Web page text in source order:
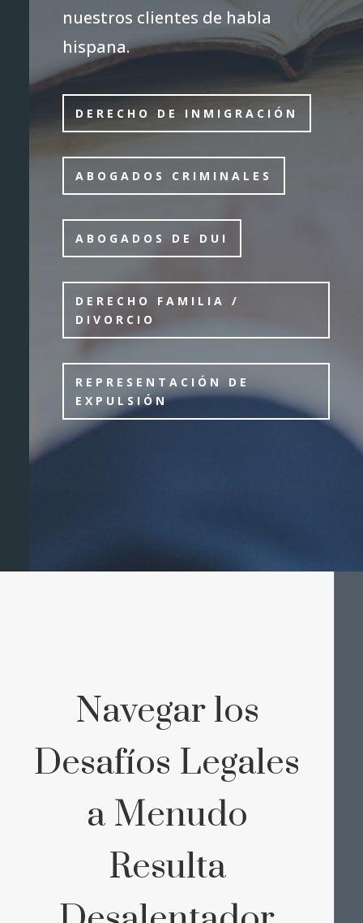
nuestros clientes de habla
hispana.
DERECHO DE INMIGRACIÓN
ABOGADOS CRIMINALES
ABOGADOS DE DUI
DERECHO FAMILIA /
DIVORCIO
REPRESENTACIÓN DE
EXPULSIÓN
Navegar los
Desafíos Legales
a Menudo
Resulta